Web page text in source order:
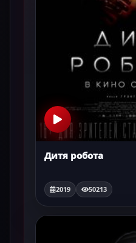
Дитя робота
2019 50213